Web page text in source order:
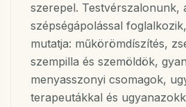
szerepel. Testvérszalonunk,
szépségápolással
mutatja: műkörömdíszítés,
szempilla és szemöldök,
menyasszonyi csomagok,
terapeutákkal és